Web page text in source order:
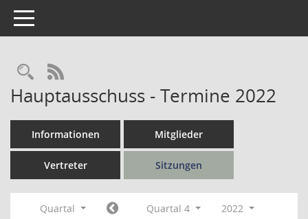
Toggle navigation
Rechercheauswahl
RSS-Feed
Hauptausschuss - Termine 2022
Informationen Mitglieder
Vertreter Sitzungen
Quartal Quartal 4
2022